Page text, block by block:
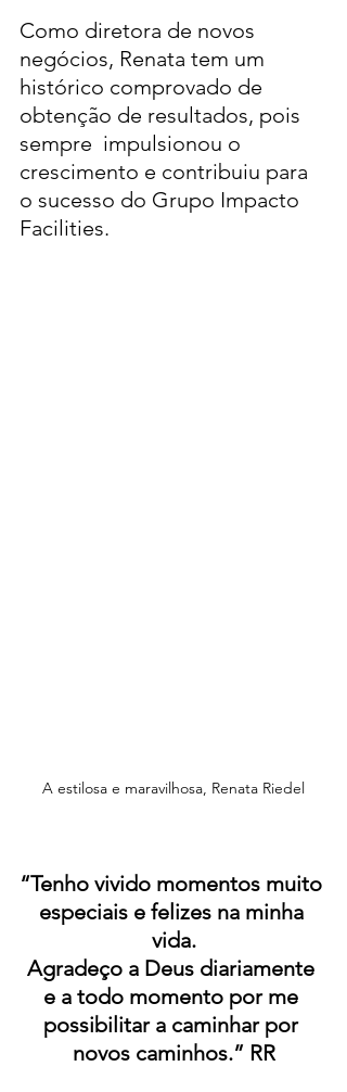
Como diretora de novos
negócios, Renata tem um
histórico comprovado de
obtenção de resultados, pois
sempre  impulsionou o
crescimento e contribuiu para
o sucesso do Grupo Impacto
Facilities.
A estilosa e maravilhosa, Renata Riedel
“Tenho vivido momentos muito
especiais e felizes na minha
vida.
Agradeço a Deus diariamente
e a todo momento por me
possibilitar a caminhar por
novos caminhos.” RR